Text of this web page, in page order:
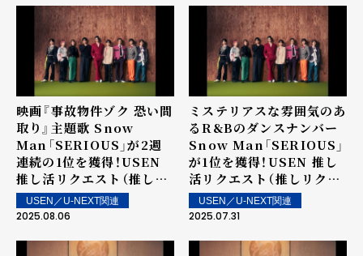
映画『事故物件ゾク 恐い間
取り』主題歌 Snow
Man「SERIOUS」が2週
連続の1位を獲得！USEN
推し活リクエスト（推しリ
ク）第71回 「ウィークリー
ランキング」を発表！～ 上
店内で配信！
USEN／U-NEXT関連
2025.08.06
ミステリアスな雰囲気のあ
るR&Bのダンスナンバー
Snow Man「SERIOUS」
が1位を獲得！USEN 推し
活リクエスト（推しリク）
第70回 「ウィークリーラ
ンキング」を発表！～ 上位
内で配信！
USEN／U-NEXT関連
2025.07.31